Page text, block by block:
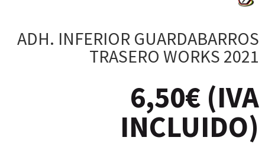
ADH. INFERIOR GUARDABARROS
TRASERO WORKS 2021
6,50€ (IVA
INCLUIDO)